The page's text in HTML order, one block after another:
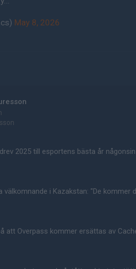
May 8, 2026
2025 till esportens bästa år någonsin
välkomnande i Kazakstan: "De kommer
att Overpass kommer ersättas av